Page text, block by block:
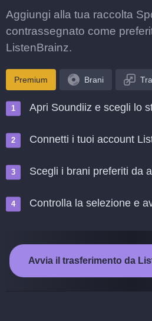
Aggiungi alla tua raccolta
contrassegnato come
ListenBrainz.
Premium Brani
Apri Soundiiz e scegli lo
Connetti i tuoi account
Scegli i brani preferiti da
Controlla la selezione e
Avvia il trasferimento da